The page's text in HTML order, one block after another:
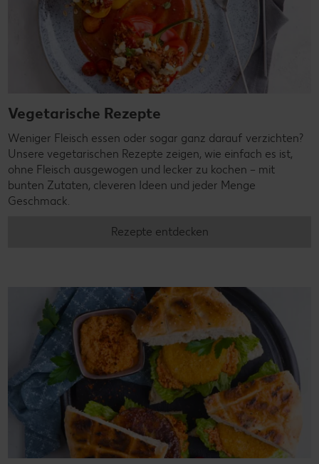
Vegetarische Rezepte
Weniger Fleisch essen oder sogar ganz darauf verzichten?
Unsere vegetarischen Rezepte zeigen, wie einfach es ist,
ohne Fleisch ausgewogen und lecker zu kochen – mit
bunten Zutaten, cleveren Ideen und jeder Menge
Geschmack.
Rezepte entdecken